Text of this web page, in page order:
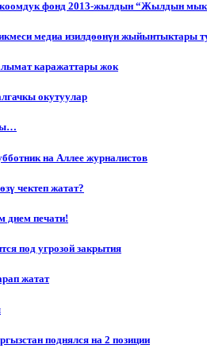
фонд 2013-жылдын “Жылдын
медиа изилдөөнүн жыйынтыктары
каражаттары жок
окутуулар
на Аллее журналистов
чектеп жатат?
днем печати!
под угрозой закрытия
жатат
поднялся на 2 позиции